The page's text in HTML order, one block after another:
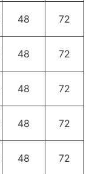
48 72
48 72
48 72
48 72
48 72